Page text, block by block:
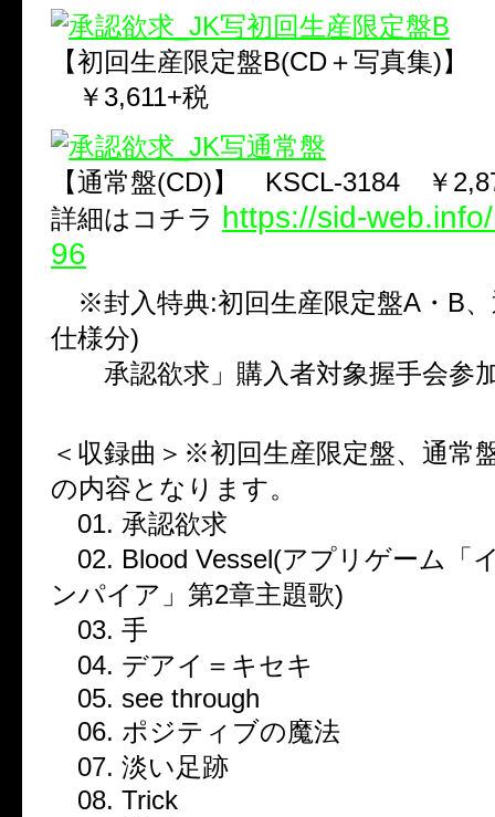
【初回生産限定盤B(CD＋写真集)】
￥3,611+税
【通常盤(CD)】 KSCL-3184 ￥
詳細はコチラ https://sid-
96
※封入特典:初回生産限定盤A・B、
仕様分)
承認欲求」購入者対象握手会参
＜収録曲＞※初回生産限定盤、通常
の内容となります。
01. 承認欲求
02. Blood Vessel(アプリゲーム「
ンパイア」第2章主題歌)
03. 手
04. デアイ＝キセキ
05. see through
06. ポジティブの魔法
07. 淡い足跡
08. Trick